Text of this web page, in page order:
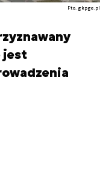
Fto. gkpge.pl
jest